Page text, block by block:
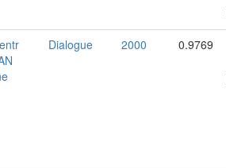
Dialogue 2000 0.9769